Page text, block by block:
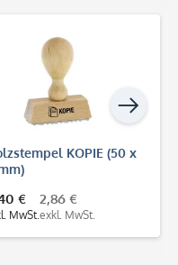
KOPIE (50 x
€
MwSt.
2,86 €
exkl. MwSt.